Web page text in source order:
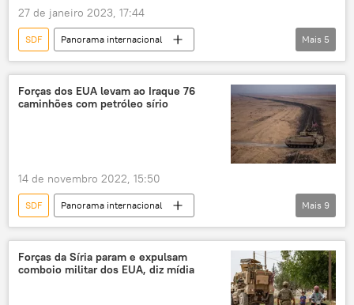
27 de janeiro 2023, 17:44
SDF
Panorama internacional
Oriente Médio e África
Síria
EUA
SANA
Forças Democráticas da Síria
Mais 5
Forças dos EUA levam ao Iraque 76
caminhões com petróleo sírio
14 de novembro 2022, 15:50
SDF
Panorama internacional
Oriente Médio e África
SANA
Síria
Forças Democráticas da Síria
Mais 9
Forças da Síria param e expulsam
comboio militar dos EUA, diz mídia